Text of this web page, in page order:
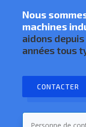
Nous
machines
aidons
années tous
CONTACTER